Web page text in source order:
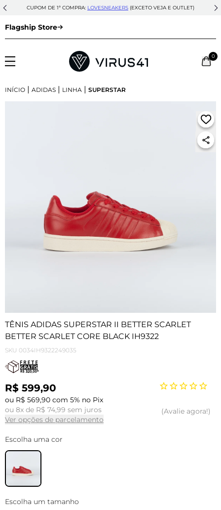
CUPOM DE 1ª COMPRA: LOVESNEAKERS (EXCETO VEJA E OUTLET)
Flagship Store
0
INÍCIO | ADIDAS | LINHA | SUPERSTAR
TÊNIS ADIDAS SUPERSTAR II BETTER SCARLET
BETTER SCARLET CORE BLACK IH9322
SKU 0034IH9322249035
R$ 599,90
ou R$ 569,90 com 5% no Pix
ou 8x de R$ 74,99 sem juros
Ver opções de parcelamento
Avalie agora!
Escolha uma cor
Escolha um tamanho